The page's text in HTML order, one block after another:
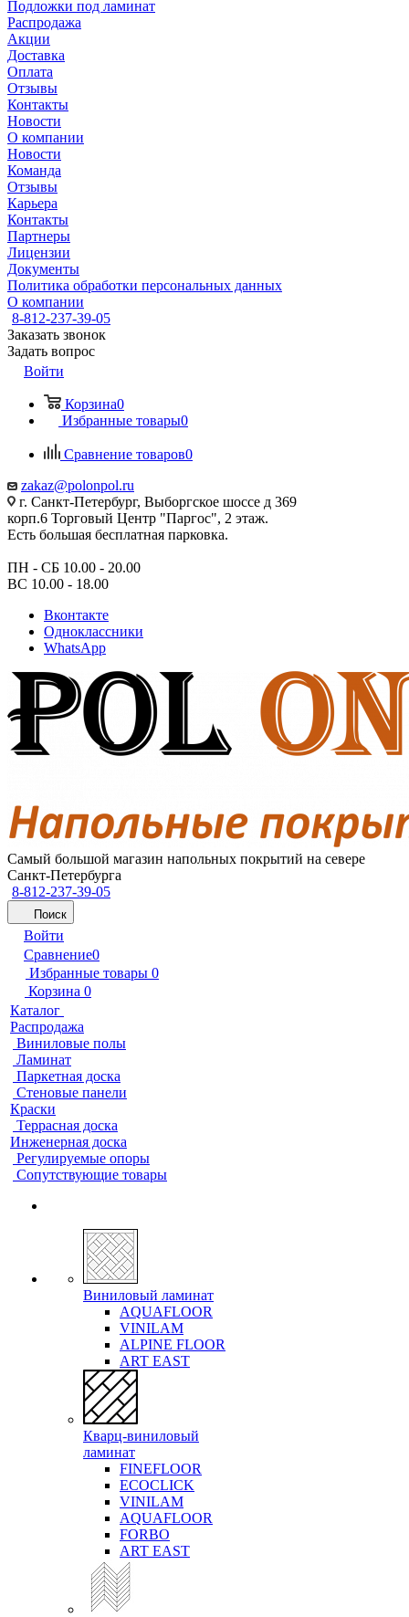
Подложки под ламинат
Распродажа
Акции
Доставка
Оплата
Отзывы
Контакты
Новости
О компании
Новости
Команда
Отзывы
Карьера
Контакты
Партнеры
Лицензии
Документы
Политика обработки персональных данных
О компании
8-812-237-39-05
Заказать звонок
Задать вопрос
Войти
Корзина0
Избранные товары0
Сравнение товаров0
zakaz@polonpol.ru
г. Санкт-Петербург, Выборгское шоссе д 369
корп.6 Торговый Центр "Паргос", 2 этаж.
Есть большая бесплатная парковка.
ПН - СБ 10.00 - 20.00
ВС 10.00 - 18.00
Вконтакте
Одноклассники
WhatsApp
Самый большой магазин напольных покрытий на севере
Санкт-Петербурга
8-812-237-39-05
Поиск
Войти
Сравнение0
Избранные товары 0
Корзина 0
Каталог
Распродажа
Виниловые полы
Ламинат
Паркетная доска
Стеновые панели
Краски
Террасная доска
Инженерная доска
Регулируемые опоры
Сопутствующие товары
Виниловый ламинат
AQUAFLOOR
VINILAM
ALPINE FLOOR
ART EAST
Кварц-виниловый
ламинат
FINEFLOOR
ECOCLICK
VINILAM
AQUAFLOOR
FORBO
ART EAST